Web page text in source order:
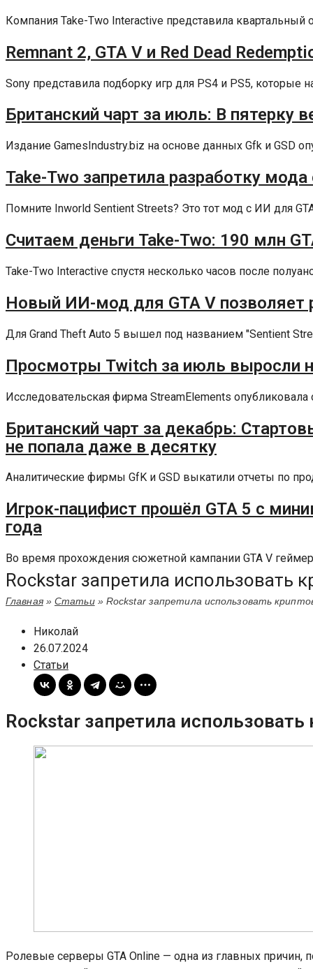
Компания Take-Two Interactive представила квартальный
Remnant 2, GTA V и Red Dead
Sony представила подборку игр для PS4 и PS5, которые
Британский чарт за июль: В пятерку
Издание GamesIndustry.biz на основе данных Gfk и GSD
Take-Two запретила разработку
Помните Inworld Sentient Streets? Это тот мод с ИИ для
Считаем деньги Take-Two: 190 млн
Take-Two Interactive спустя несколько часов после
Новый ИИ-мод для GTA V позволяет
Для Grand Theft Auto 5 вышел под названием "Sentient
Просмотры Twitch за июль выросли
Исследовательская фирма StreamElements
Британский чарт за декабрь:
не попала даже в десятку
Аналитические фирмы GfK и GSD выкатили отчеты по
Игрок-пацифист прошёл GTA 5 с
года
Во время прохождения сюжетной кампании GTA V
Rockstar запретила использовать
Главная»Статьи» Rockstar запретила использовать
Николай
26.07.2024
Статьи
Rockstar запретила использовать
Ролевые серверы GTA Online — одна из главных причин,